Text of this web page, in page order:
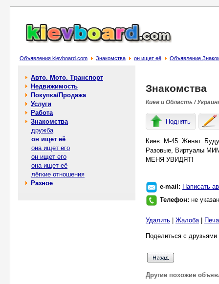
Объявления kievboard.com Знакомства он ищет её Объявление
Авто. Мото. Транспорт
Недвижимость
Покупка/Продажа
Услуги
Работа
Знакомства
дружба
он ищет её
она ищет его
он ищет его
она ищет её
лёгкие отношения
Разное
Знакомства
Киев и Область /
Поднять
Киев. М-45. Женат.
Разовые, Виртуалы
МЕНЯ УВИДЯТ!
e-mail: Написать
Телефон: не указан
Удалить Жалоба|
Поделиться с
Другие похожие